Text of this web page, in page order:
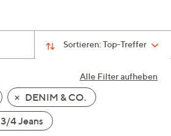
Sortieren:Top-Treffer
Alle Filter aufheben
DENIM & CO.
3/4 Jeans